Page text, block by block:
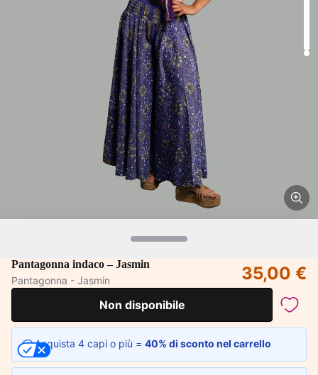
Pantagonna indaco – Jasmin
Pantagonna - Jasmin
35,00 €
Non disponibile
Acquista 4 capi o più = 40% di sconto nel carrello